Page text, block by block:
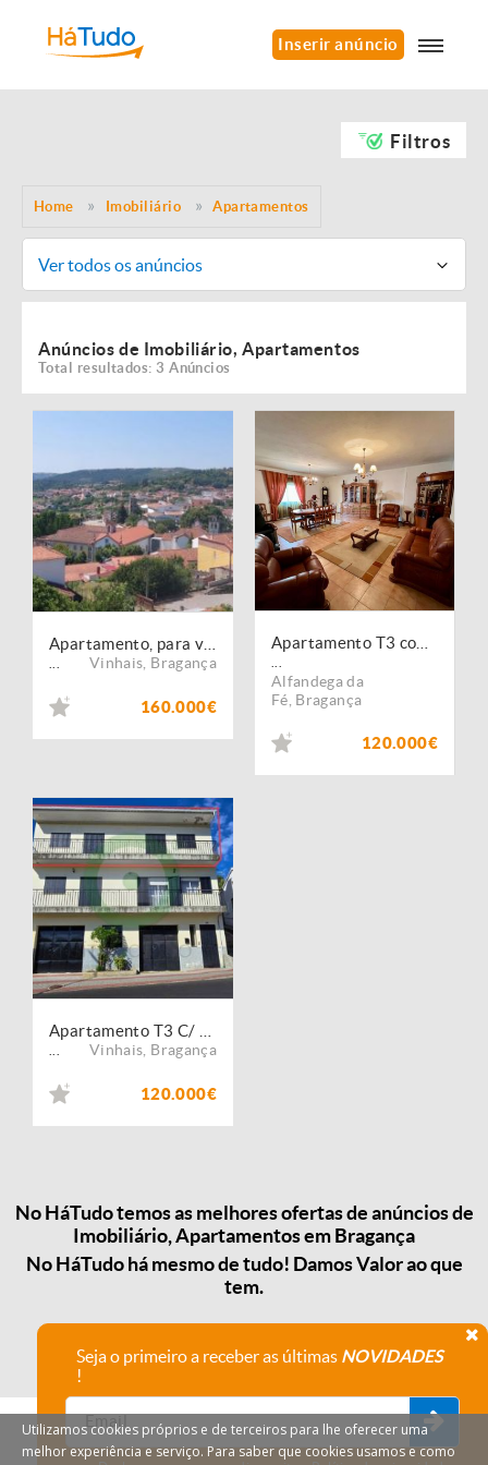
Inserir anúncio
Filtros
Home Imobiliário Apartamentos
Ver todos os anúncios
Anúncios de Imobiliário, Apartamentos
Total resultados: 3 Anúncios
Vinhais Bragança
160.000€
Alfandega da
Fé Bragança
120.000€
Vinhais Bragança
120.000€
No HáTudo temos as melhores ofertas de anúncios de
Imobiliário, Apartamentos em Bragança
No HáTudo há mesmo de tudo! Damos Valor ao que
tem.
Seja o primeiro a receber as últimas NOVIDADES
!
Utilizamos cookies próprios e de terceiros para lhe oferecer uma
melhor experiência e serviço. Para saber que cookies usamos e como